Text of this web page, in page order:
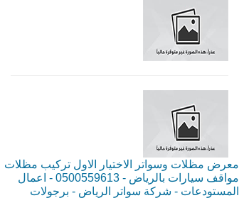
معرض مظلات وسواتر الاختيار الاول تركيب مظلات
مواقف سيارات بالرياض - 0500559613 - اعمال
المستودعات - شركة سواتر الرياض - برجولات